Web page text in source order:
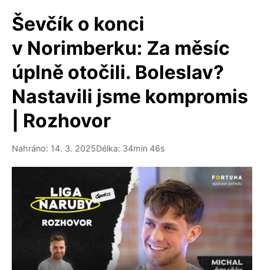
Ševčík o konci
v Norimberku: Za měsíc
úplně otočili. Boleslav?
Nastavili jsme kompromis
| Rozhovor
Nahráno: 14. 3. 2025Délka: 34min 46s